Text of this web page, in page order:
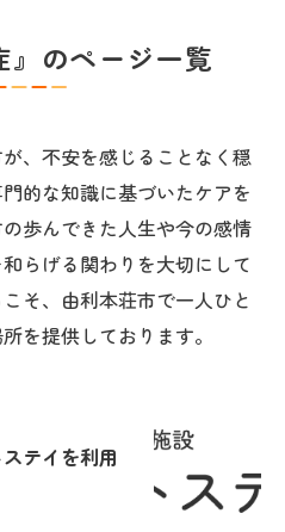
』のページ一覧
、不安を感じることなく穏
的な知識に基づいたケアを
歩んできた人生や今の感情
らげる関わりを大切にして
そ、由利本荘市で一人ひと
を提供しております。
テイを利用